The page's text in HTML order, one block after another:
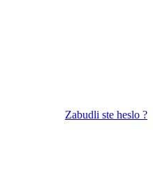
Zabudli ste heslo ?